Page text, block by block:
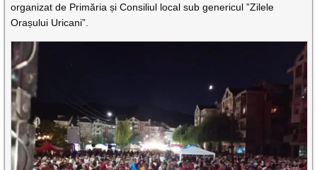
organizat de Primăria și Consiliul local sub genericul ”Zilele
Orașului Uricani”.